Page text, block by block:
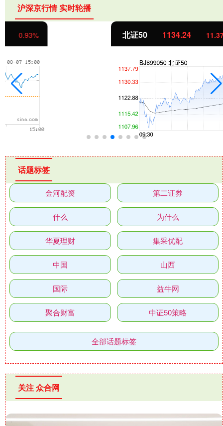
沪深京行情 实时轮播
11.37 1.01%
话题标签
金河配资 第二证券
什么 为什么
华夏理财 集采优配
中国 山西
国际 益牛网
聚合财富 中证50策略
全部话题标签
关注 众合网